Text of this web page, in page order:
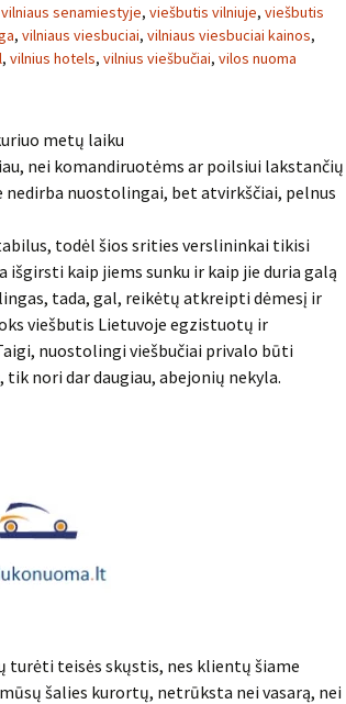
senamiestyje, viešbutis vilniuje, viešbutis
, vilniaus viesbuciai, vilniaus viesbuciai kainos,
, vilnius hotels, vilnius viešbučiai, vilos nuoma
metų laiku
nei komandiruotėms ar poilsiui lakstančių
nedirba nuostolingai, bet atvirkščiai, pelnus
todėl šios srities verslininkai tikisi
išgirsti kaip jiems sunku ir kaip jie duria galą
tada, gal, reikėtų atkreipti dėmesį ir
viešbutis Lietuvoje egzistuotų ir
nuostolingi viešbučiai privalo būti
nori dar daugiau, abejonių nekyla.
turėti teisės skųstis, nes klientų šiame
šalies kurortų, netrūksta nei vasarą, nei